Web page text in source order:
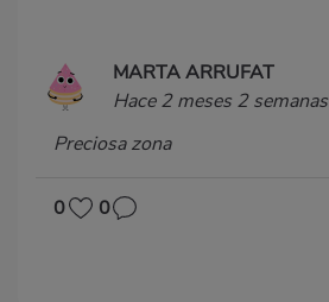
MARTA ARRUFAT
Hace 2 meses 2 semanas
Preciosa zona
0 0